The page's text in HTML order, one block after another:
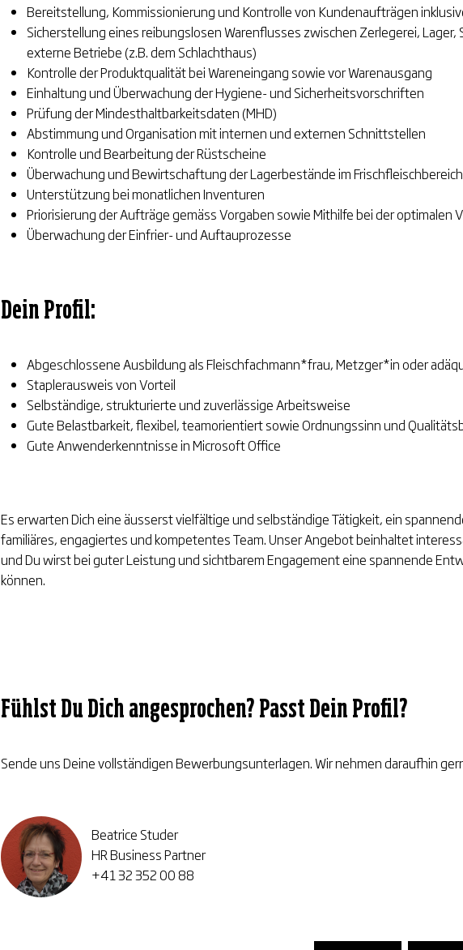
Bereitstellung, Kommissionierung und Kontrolle von Kundenaufträgen
Sicherstellung eines reibungslosen Warenflusses zwischen Zerlegerei,
externe Betriebe (z.B. dem Schlachthaus)
Kontrolle der Produktqualität bei Wareneingang sowie vor Warenausgang
Einhaltung und Überwachung der Hygiene- und Sicherheitsvorschriften
Prüfung der Mindesthaltbarkeitsdaten (MHD)
Abstimmung und Organisation mit internen und externen Schnittstellen
Kontrolle und Bearbeitung der Rüstscheine
Überwachung und Bewirtschaftung der Lagerbestände im Frischfleischbereich
Unterstützung bei monatlichen Inventuren
Priorisierung der Aufträge gemäss Vorgaben sowie Mithilfe bei der optimalen
Überwachung der Einfrier- und Auftauprozesse
Dein Profil:
Abgeschlossene Ausbildung als Fleischfachmann*frau, Metzger*in oder
Staplerausweis von Vorteil
Selbständige, strukturierte und zuverlässige Arbeitsweise
Gute Belastbarkeit, flexibel, teamorientiert sowie Ordnungssinn und
Gute Anwenderkenntnisse in Microsoft Office
Es erwarten Dich eine äusserst vielfältige und selbständige Tätigkeit, ein
familiäres, engagiertes und kompetentes Team. Unser Angebot beinhaltet
und Du wirst bei guter Leistung und sichtbarem Engagement eine spannende
können.
Fühlst Du Dich angesprochen? Passt Dein Profil?
Sende uns Deine vollständigen Bewerbungsunterlagen. Wir nehmen daraufhin
Beatrice Studer
HR Business Partner
+41 32 352 00 88